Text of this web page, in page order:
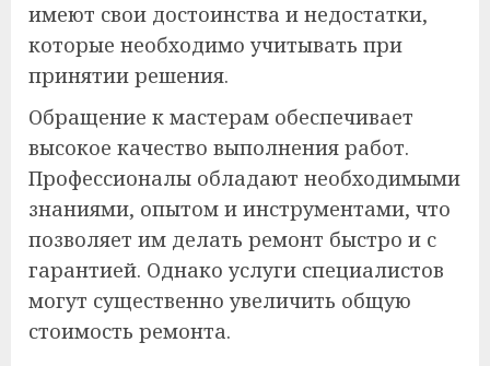
имеют свои достоинства и недостатки,
которые необходимо учитывать при
принятии решения.
Обращение к мастерам обеспечивает
высокое качество выполнения работ.
Профессионалы обладают необходимыми
знаниями, опытом и инструментами, что
позволяет им делать ремонт быстро и с
гарантией. Однако услуги специалистов
могут существенно увеличить общую
стоимость ремонта.